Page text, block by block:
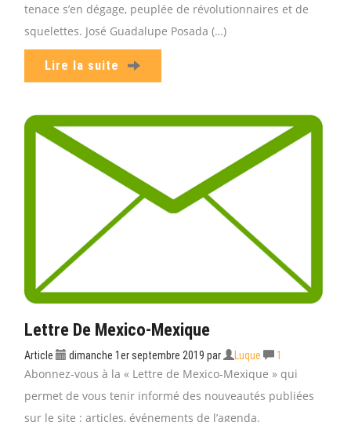
tenace s’en dégage, peuplée de révolutionnaires et de
squelettes. José Guadalupe Posada (…)
Lire la suite
Lettre De Mexico-Mexique
Article dimanche 1er septembre 2019 par Luque 1
Abonnez-vous à la « Lettre de Mexico-Mexique » qui
permet de vous tenir informé des nouveautés publiées
sur le site : articles, événements de l’agenda.